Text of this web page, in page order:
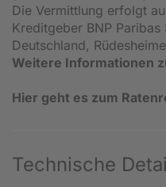
Die Vermittlung erfolgt
Kreditgeber BNP Paribas
Deutschland,
Weitere Informationen
Hier geht es zum
Technische